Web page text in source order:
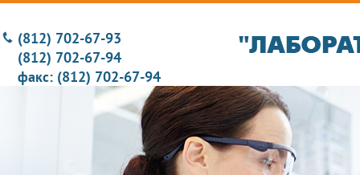
(812) 702-67-93
(812) 702-67-94
факс: (812) 702-67-94